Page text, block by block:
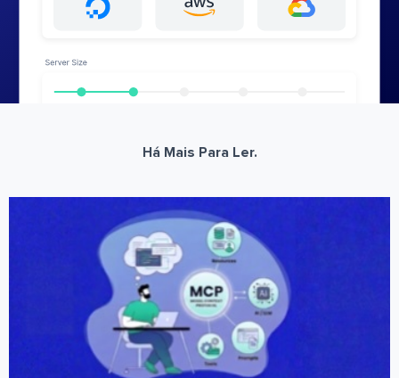
Há Mais Para Ler.